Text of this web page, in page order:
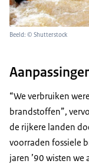
Beeld: © Shutterstock
“We verbruiken
brandstoffen”,
de rijkere landen
voorraden fossiele
jaren ’90 wisten